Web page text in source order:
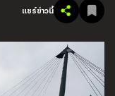
แชร์ข่าวนี้